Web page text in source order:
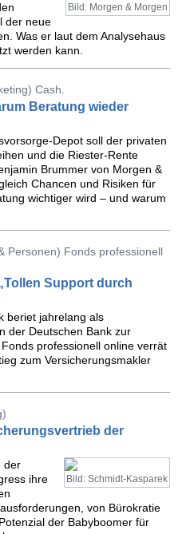
Bild: Morgen & Morgen
der neue
Was er laut dem Analysehaus
werden kann.
Cash.
Beratung wieder
Depot soll der privaten
und die Riester-Rente
Brummer von Morgen &
Chancen und Risiken für
wichtiger wird – und warum
Personen) Fonds professionell
Support durch
beriet jahrelang als
der Deutschen Bank zur
professionell online verrät
zum Versicherungsmakler
der
Bild: Schmidt-Kasparek
der
ihre
von Bürokratie
der Babyboomer für